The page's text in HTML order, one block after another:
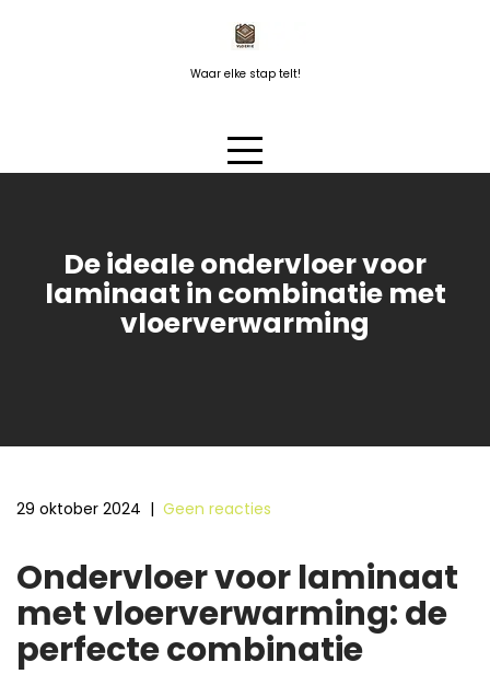
Waar elke stap telt!
De ideale ondervloer voor
laminaat in combinatie met
vloerverwarming
29 oktober 2024 | Geen reacties
Ondervloer voor laminaat
met vloerverwarming: de
perfecte combinatie